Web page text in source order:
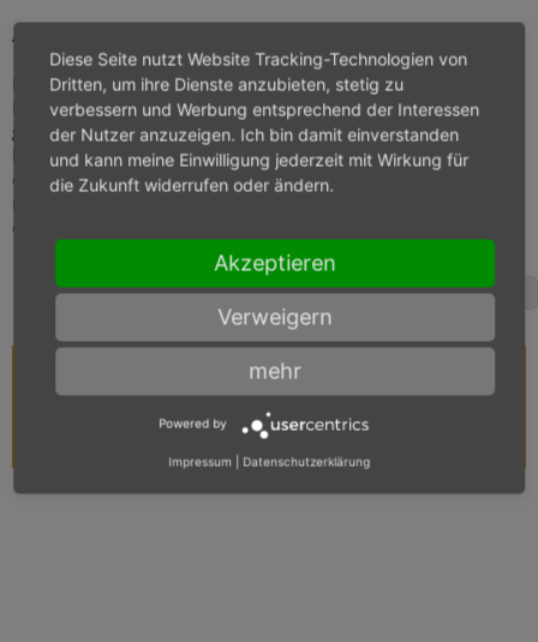
Aus dem Urteil lässt sich folgendes ableiten:
Mietverträge zwischen Angehörigen sollten wie unter Fremden
Dritten geschlossen und dann auch umgesetzt werden. Dazu
gehört, dass Mietzahlungen regelmäßig, pünktlich und am
besten unbar geleistet werden, Umlagen gezahlt werden und
eine Nebenkostenabrechnung erstellt wird. Eine Verrechnung
mit bestehenden Forderungen ist zwar möglich, ist aber zu den
einzelnen Fälligkeitsterminen schriftlich zu fixieren.
Facebook
Sie haben Fragen?
Kontaktieren Sie uns unter
07161 / 98424-0oderper E-Mail
Diese Seite nutzt Website Tracking-Technologien von
Dritten, um ihre Dienste anzubieten, stetig zu
verbessern und Werbung entsprechend der Interessen
der Nutzer anzuzeigen. Ich bin damit einverstanden
und kann meine Einwilligung jederzeit mit Wirkung für
die Zukunft widerrufen oder ändern.
Akzeptieren
Verweigern
mehr
Powered by
Impressum Datenschutzerklärung